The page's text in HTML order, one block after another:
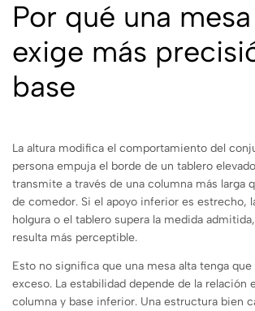
Por qué una
exige más
base
La altura modifica el comportamiento del
persona empuja el borde de un tablero
transmite a través de una columna más larga
de comedor. Si el apoyo inferior es estrecho,
holgura o el tablero supera la medida
resulta más perceptible.
Esto no significa que una mesa alta tenga que
exceso. La estabilidad depende de la relación
columna y base inferior. Una estructura bien